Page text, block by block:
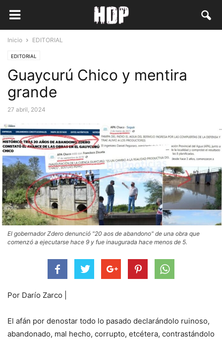
Inicio EDITORIAL
EDITORIAL
Guaycurú Chico y mentira
grande
27 abril, 2024
El gobernador Zdero denunció "20 aos de abandono" de una obra que
comenzó a ejecutarse hace 9 y fue inaugurada hace menos de 5.
Por Darío Zarco |
El afán por denostar todo lo pasado declarándolo ruinoso,
abandonado, mal hecho, corrupto, etcétera, contrastándolo